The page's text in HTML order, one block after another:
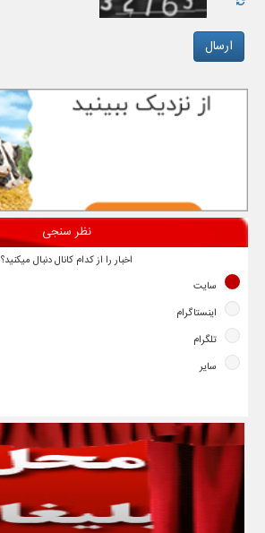
نظر سنجی
اخبار را از کدام کانال دنبال میکنید؟
سایت
اینستاگرام
تلگرام
سایر